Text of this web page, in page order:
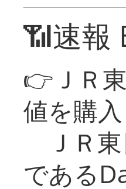
📶速報
👉ＪＲ
値を購
ＪＲ東
である